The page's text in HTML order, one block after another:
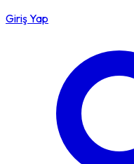
Giriş Yap